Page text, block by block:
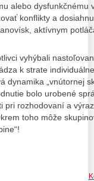
alebo dysfunkčnému
konflikty a
aktívnym
vyhýbali
k strate
dynamika „vnútornej
bolo urobené
pri rozhodovaní a
toho môže